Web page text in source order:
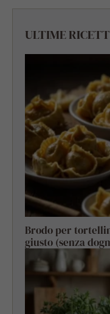
ULTIME
Brodo per
giusto (senza